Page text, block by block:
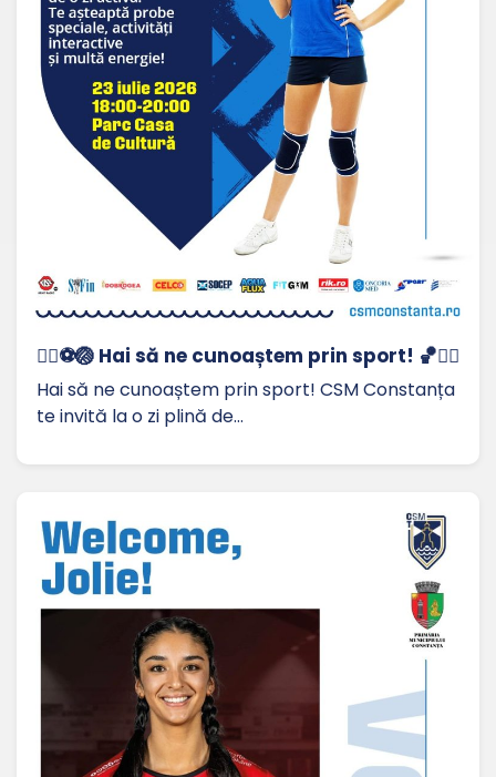
🏃‍♀️⚽🏐 Hai să ne cunoaștem prin sport! 🏀🤸‍♂️
Hai să ne cunoaștem prin sport! CSM Constanța
te invită la o zi plină de…